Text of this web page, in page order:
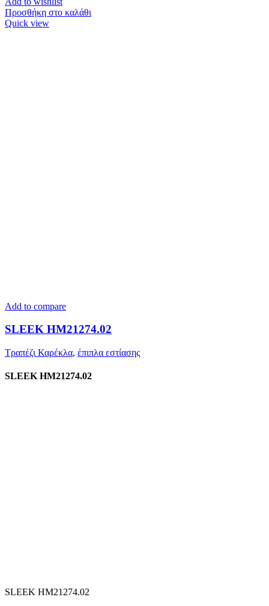
Προσθήκη στο καλάθι
Quick view
Add to compare
SLEEK HM21274.02
Τραπέζι Καρέκλα, έπιπλα εστίασης
SLEEK HM21274.02
SLEEK HM21274.02